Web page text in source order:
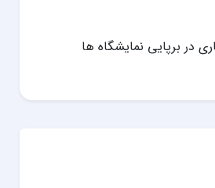
در برپایی نمایشگاه ها